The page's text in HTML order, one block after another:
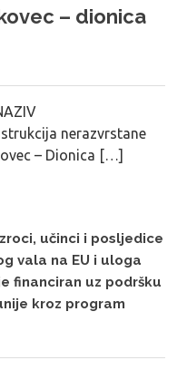
– dionica
nerazvrstane
– Dionica […]
učinci i posljedice
vala na EU i uloga
financiran uz podršku
kroz program